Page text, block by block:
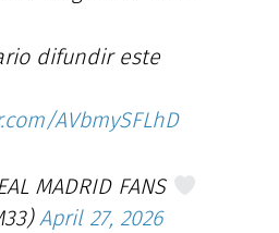
difundir este
AVbmySFLhD
MADRID FANS
April 27, 2026